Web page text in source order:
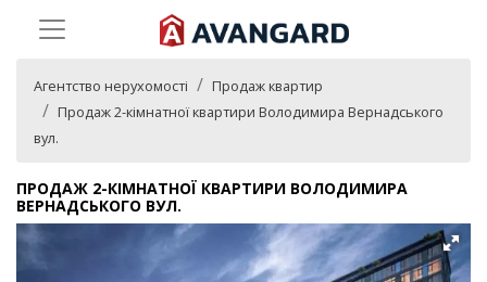
Агентство нерухомості
Продаж квартир
Продаж 2-кімнатної квартири Володимира Вернадського
вул.
ПРОДАЖ 2-КІМНАТНОЇ КВАРТИРИ ВОЛОДИМИРА
ВЕРНАДСЬКОГО ВУЛ.